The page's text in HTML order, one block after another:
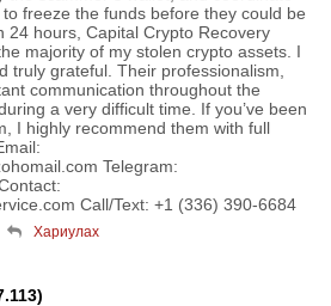
freeze the funds before they could be
24 hours, Capital Crypto Recovery
majority of my stolen crypto assets. I
truly grateful. Their professionalism,
communication throughout the
a very difficult time. If you’ve been
I highly recommend them with full
Telegram:
Call/Text: +1 (336) 390-6684
Хариулах